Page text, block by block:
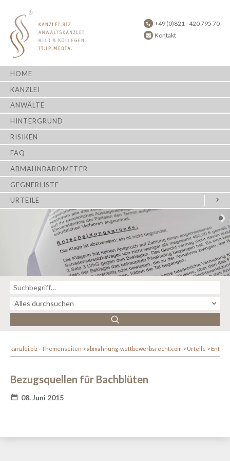
+49 (0)821 - 420 795 70
Kontakt
HOME
KANZLEI
ANWÄLTE
HINTERGRUND
RISIKEN
FAQ
ABMAHNBAROMETER
GEGNERLISTE
URTEILE
kanzlei.biz - Themenseiten abmahnung-wettbewerbsrecht.com Urteile
Bezugsquellen für Bachblüten
08. Juni 2015